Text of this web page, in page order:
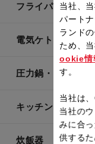
フライパン・鍋
電気ケトル
圧力鍋・電気圧力鍋
キッチン用品
炊飯器
当社、
パート
ランド
ため、
ookie情
す。
当社は
当社の
みに合
供する